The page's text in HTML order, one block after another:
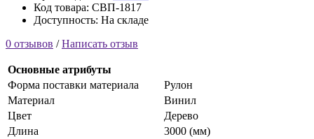
Код товара: СВП-1817
Доступность: На складе
0 отзывов /Написать отзыв
Основные атрибуты
Форма поставки материала
Рулон
Материал
Винил
Цвет
Дерево
Длина
3000 (мм)